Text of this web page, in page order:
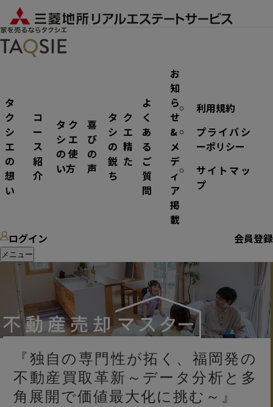
タ
ク
シ
エ
の
想
い
コ
ー
ス
紹
介
タク
シエ
の使
い方
喜
び
の
声
タク
シエ
の精
鋭た
ち
よ
く
あ
る
ご
質
問
お
知
ら
せ
&
メ
デ
ィ
ア
掲
載
利用規約
プライバシ
ーポリシー
サイトマッ
プ
ログイン 会員登録
メニュー
『独自の専門性が拓く、福岡発の
不動産買取革新～データ分析と多
角展開で価値最大化に挑む～』